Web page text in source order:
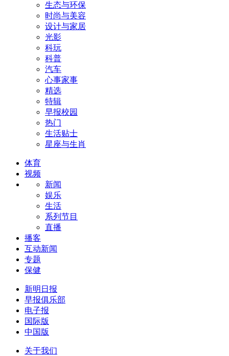
生态与环保
时尚与美容
设计与家居
光影
科玩
科普
汽车
心事家事
精选
特辑
早报校园
热门
生活贴士
星座与生肖
体育
视频
新闻
娱乐
生活
系列节目
直播
播客
互动新闻
专题
保健
新明日报
早报俱乐部
电子报
国际版
中国版
关于我们